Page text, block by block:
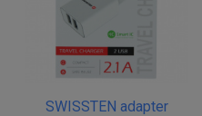
SWISSTEN adapter